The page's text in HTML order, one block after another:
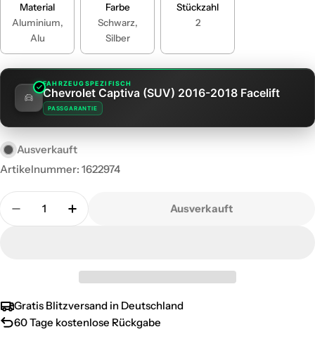
Material
Aluminium,
Alu
Farbe
Schwarz,
Silber
Stückzahl
2
FAHRZEUGSPEZIFISCH
Chevrolet Captiva (SUV) 2016-2018 Facelift
PASSGARANTIE
Ausverkauft
Artikelnummer: 1622974
Menge
Menge für Schweller Seitenbretter Trittbretter
Menge für Schweller Seitenbretter
Ausverkauft
Gratis Blitzversand in Deutschland
60 Tage kostenlose Rückgabe